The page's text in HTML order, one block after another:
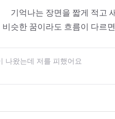
기억나는 장면을 짧게 적고
비슷한 꿈이라도 흐름이 다르